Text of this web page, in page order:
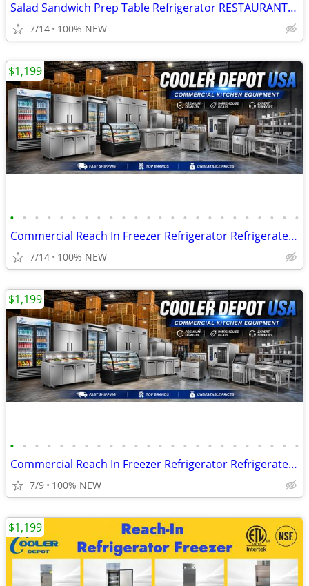
Salad Sandwich Prep Table Refrigerator RESTAURANT EQUIPMENT More photo
7/14 100% NEW
• • • • • • • • • • • • • • • • • • • • • • • •
Commercial Reach In Freezer Refrigerator Refrigerated Cooler RESTAURAN
7/14 100% NEW
$1,199
• • • • • • • • • • • • • • • • • • • • • • • •
Commercial Reach In Freezer Refrigerator Refrigerated Cooler RESTAURAN
7/9 100% NEW
$1,199
$1,199